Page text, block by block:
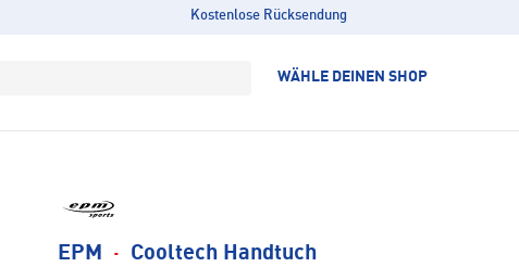
Kostenlose Rücksendung
WÄHLE DEINEN SHOP
EPM · Cooltech Handtuch